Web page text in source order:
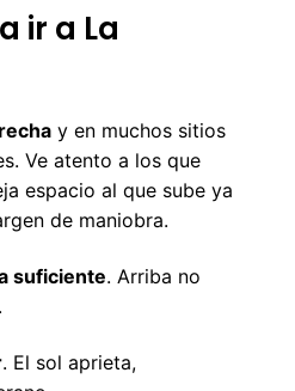
ir a La
y en muchos sitios
Ve atento a los que
espacio al que sube ya
de maniobra.
suficiente. Arriba no
. El sol aprieta,